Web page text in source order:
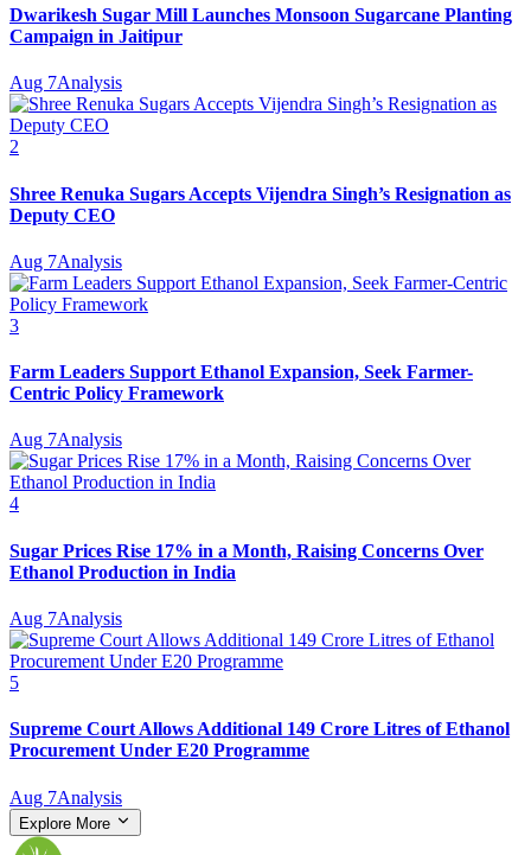
Dwarikesh Sugar Mill Launches Monsoon Sugarcane Planting
Campaign in Jaitipur
Aug 7Analysis
2
Shree Renuka Sugars Accepts Vijendra Singh’s Resignation as
Deputy CEO
Aug 7Analysis
3
Farm Leaders Support Ethanol Expansion, Seek Farmer-
Centric Policy Framework
Aug 7Analysis
4
Sugar Prices Rise 17% in a Month, Raising Concerns Over
Ethanol Production in India
Aug 7Analysis
5
Supreme Court Allows Additional 149 Crore Litres of Ethanol
Procurement Under E20 Programme
Aug 7Analysis
Explore More